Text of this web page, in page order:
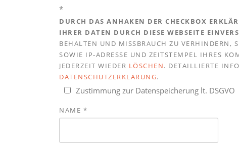
*
DURCH DAS ANHAKEN DER CHECKBOX
IHRER DATEN DURCH DIESE WEBSEITE
BEHALTEN UND MISSBRAUCH ZU VERHINDERN,
SOWIE IP-ADRESSE UND ZEITSTEMPEL IHRES
JEDERZEIT WIEDER LÖSCHEN. DETAILLIERTE
DATENSCHUTZERKLÄRUNG.
Zustimmung zur Datenspeicherung lt. DSGVO
NAME *